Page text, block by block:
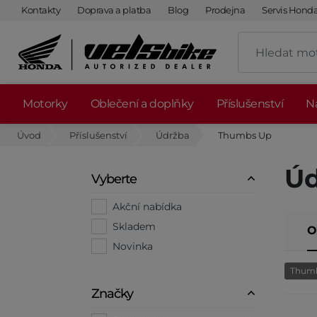
Kontakty Doprava a platba Blog Prodejna Servis
Motorky Oblečení a doplňky Příslušenství
Úvod Příslušenství Údržba Thumbs Up
Vyberte
Akční nabídka
Skladem
Novinka
Značky